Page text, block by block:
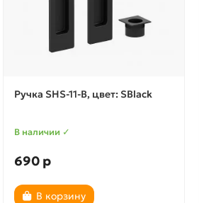
Ручка SHS-11-B, цвет: SBlack
В наличии ✓
690 р
В корзину